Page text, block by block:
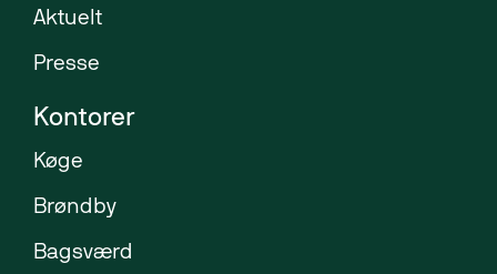
Aktuelt
Presse
Kontorer
Køge
Brøndby
Bagsværd